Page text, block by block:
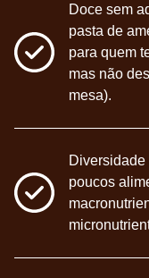
Doce sem
pasta de
para quem
mas não
mesa).
poucos